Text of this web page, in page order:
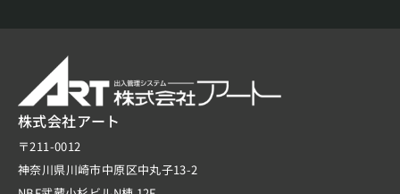
株式会社アート
〒211-0012
神奈川県川崎市中原区中丸子13-2